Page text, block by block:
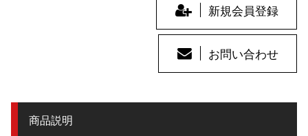
新規会員登録
お問い合わせ
商品説明